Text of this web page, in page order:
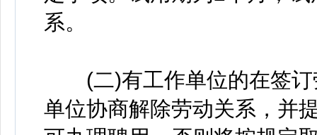
系。
(二)有工作单位的在签订
单位协商解除劳动关系，并